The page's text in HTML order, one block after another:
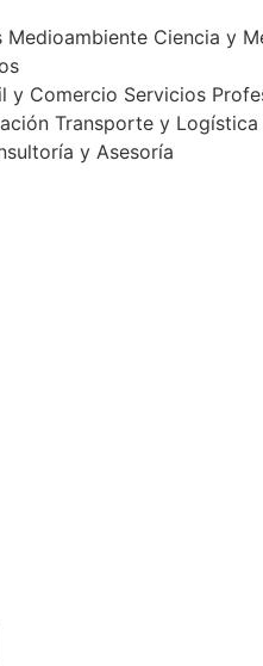
Medioambiente Ciencia y
y Comercio Servicios
Transporte y Logística
y Asesoría